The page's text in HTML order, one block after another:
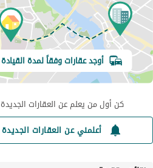
أوجد عقارات وفقاً لمدة القيادة
كن أول من يعلم عن العقارات الجديدة
أعلمني عن العقارات الجديدة